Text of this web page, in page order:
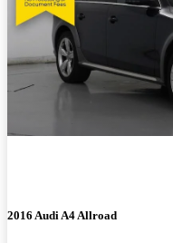
2016 Audi A4 Allroad